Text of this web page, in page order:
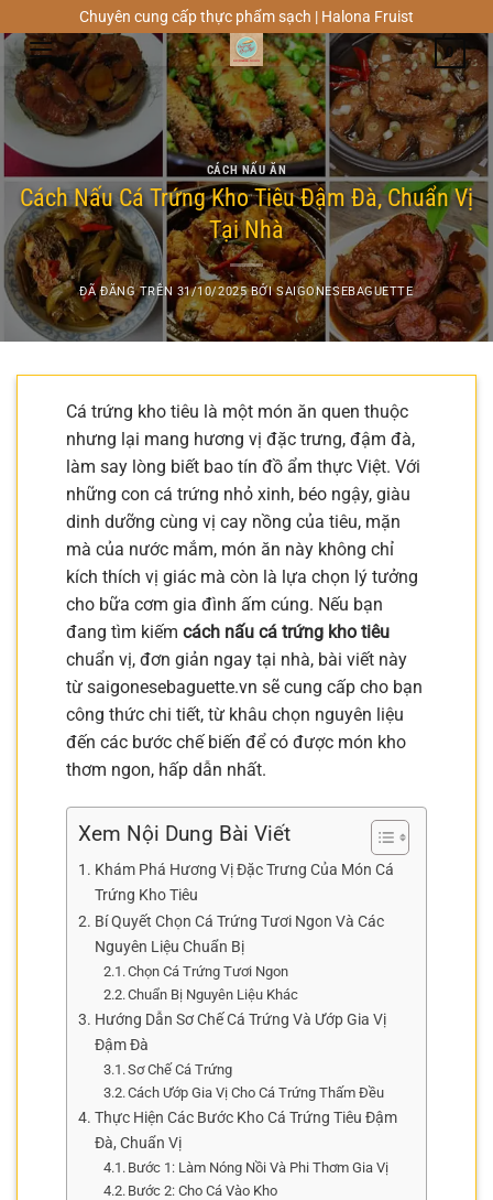
đến
nội
dung
Chuyên cung cấp thực phẩm sạch | Halona Fruist
0
CÁCH NẤU ĂN
Cách Nấu Cá Trứng Kho Tiêu Đậm Đà, Chuẩn Vị
Tại Nhà
ĐÃ ĐĂNG TRÊN 31/10/2025 BỞISAIGONESEBAGUETTE
Cá trứng kho tiêu là một món ăn quen thuộc
nhưng lại mang hương vị đặc trưng, đậm đà,
làm say lòng biết bao tín đồ ẩm thực Việt. Với
những con cá trứng nhỏ xinh, béo ngậy, giàu
dinh dưỡng cùng vị cay nồng của tiêu, mặn
mà của nước mắm, món ăn này không chỉ
kích thích vị giác mà còn là lựa chọn lý tưởng
cho bữa cơm gia đình ấm cúng. Nếu bạn
đang tìm kiếm cách nấu cá trứng kho tiêu
chuẩn vị, đơn giản ngay tại nhà, bài viết này
từ saigonesebaguette.vn sẽ cung cấp cho bạn
công thức chi tiết, từ khâu chọn nguyên liệu
đến các bước chế biến để có được món kho
thơm ngon, hấp dẫn nhất.
Xem Nội Dung Bài Viết
Khám Phá Hương Vị Đặc Trưng Của Món Cá
Trứng Kho Tiêu
Bí Quyết Chọn Cá Trứng Tươi Ngon Và Các
Nguyên Liệu Chuẩn Bị
Chọn Cá Trứng Tươi Ngon
Chuẩn Bị Nguyên Liệu Khác
Hướng Dẫn Sơ Chế Cá Trứng Và Ướp Gia Vị
Đậm Đà
Sơ Chế Cá Trứng
Cách Ướp Gia Vị Cho Cá Trứng Thấm Đều
Thực Hiện Các Bước Kho Cá Trứng Tiêu Đậm
Đà, Chuẩn Vị
Bước 1: Làm Nóng Nồi Và Phi Thơm Gia Vị
Bước 2: Cho Cá Vào Kho